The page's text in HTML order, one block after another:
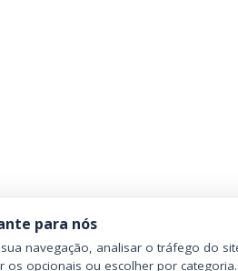
para nós
navegação, analisar o tráfego do
os opcionais ou escolher por